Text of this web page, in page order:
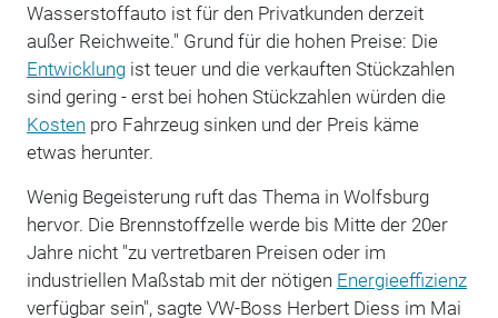
Wasserstoffauto ist für den Privatkunden derzeit
außer Reichweite." Grund für die hohen Preise: Die
Entwicklungist teuer und die verkauften Stückzahlen
sind gering - erst bei hohen Stückzahlen würden die
Kosten pro Fahrzeug sinken und der Preis käme
etwas herunter.
Wenig Begeisterung ruft das Thema in Wolfsburg
hervor. Die Brennstoffzelle werde bis Mitte der 20er
Jahre nicht "zu vertretbaren Preisen oder im
industriellen Maßstab mit der nötigen Energieeffizienz
verfügbar sein", sagte VW-Boss Herbert Diess im Mai